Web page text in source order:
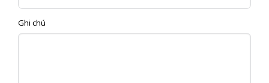
Ghi chú